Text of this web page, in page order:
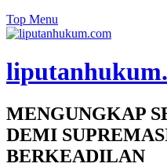
Top Menu
MENGUNGKAP
DEMI
BERKEADILAN